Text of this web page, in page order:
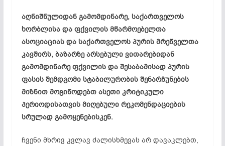
აღნიშნულიდან გამომდინარე, საქართველოს
ხორბლისა და ფქვილის მწარმოებელთა
ასოციაციას და საქართველოს პურის მრეწველთა
კავშირს, ბაზარზე არსებული ვითარებიდან
გამომდინარე ფქვილის და შესაბამისად პურის
ფასის შემდგომი სტაბილურობის შენარჩუნების
მიზნით მოგიწოდებთ ასეთი კრიტიკული
პერიოდისათვის მიღებული რეკომენდაციების
სრულად გამოყენებისკენ.
ჩვენი მხრივ კვლავ ძალისხმევას არ დავაკლებთ,